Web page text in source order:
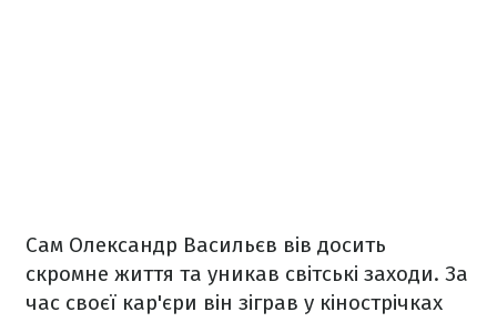
Сам Олександр Васильєв вів досить
скромне життя та уникав світські заходи. За
час своєї кар'єри він зіграв у кінострічках